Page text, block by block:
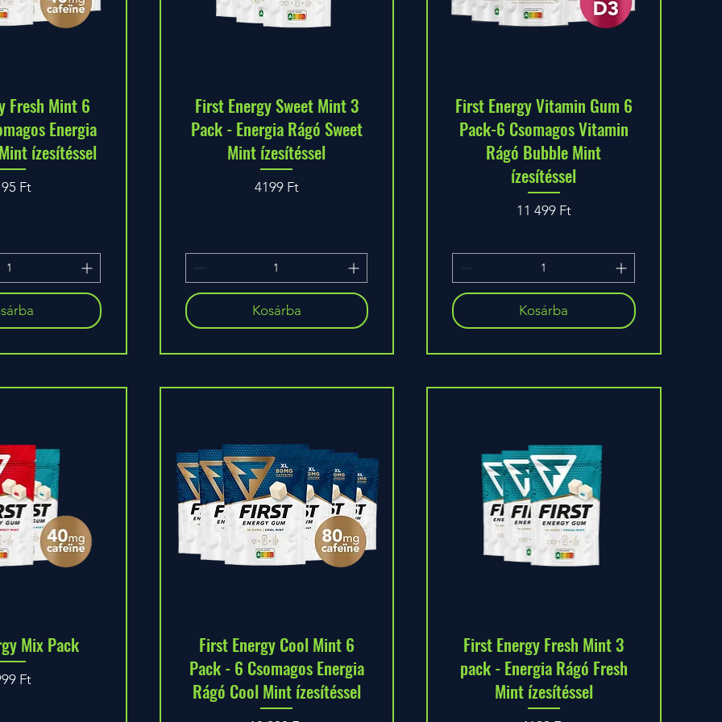
Fresh Mint 6
Energia
ízesítéssel
Ft
First Energy Sweet Mint 3
Pack - Energia Rágó Sweet
Mint ízesítéssel
Ár
4199 Ft
Kosárba
First Energy Vitamin Gum 6
Pack-6 Csomagos Vitamin
Rágó Bubble Mint
ízesítéssel
Ár
11 499 Ft
Kosárba
Mix Pack
Ft
First Energy Cool Mint 6
Pack - 6 Csomagos Energia
Rágó Cool Mint ízesítéssel
First Energy Fresh Mint 3
pack - Energia Rágó Fresh
Mint ízesítéssel